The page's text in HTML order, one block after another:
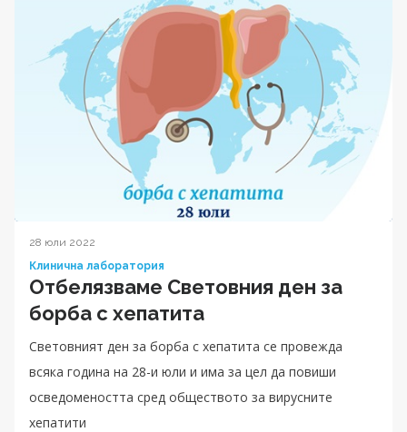
28 юли 2022
Клинична лаборатория
Отбелязваме Световния ден за
борба с хепатита
Световният ден за борба с хепатита се провежда
всяка година на 28-и юли и има за цел да повиши
осведомеността сред обществото за вирусните
хепатити